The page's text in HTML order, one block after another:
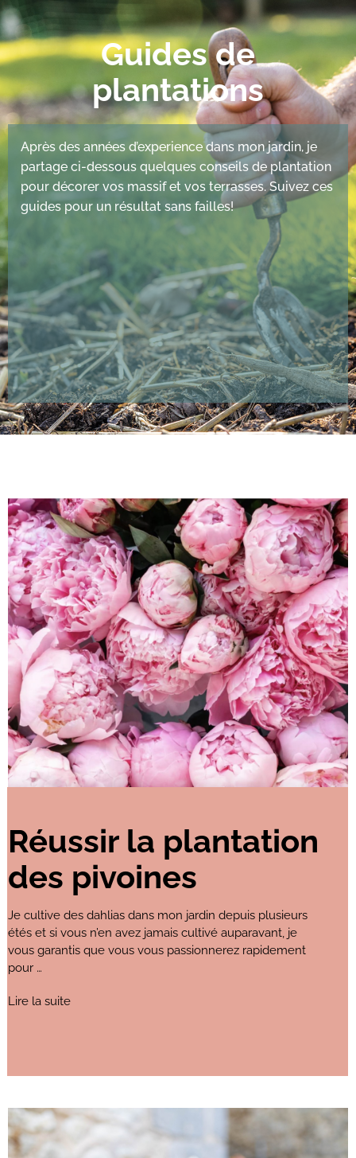
Guides de
plantations
Après des années d’experience dans mon jardin, je
partage ci-dessous quelques conseils de plantation
pour décorer vos massif et vos terrasses. Suivez ces
guides pour un résultat sans failles!
Réussir la plantation
des pivoines
Je cultive des dahlias dans mon jardin depuis plusieurs
étés et si vous n’en avez jamais cultivé auparavant, je
vous garantis que vous vous passionnerez rapidement
pour …
Lire la suite